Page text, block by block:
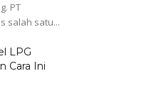
PT
salah satu...
LPG
Cara Ini